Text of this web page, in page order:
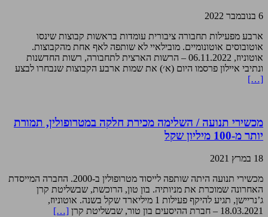
6 בנובמבר 2022
ארבע מפעילות תחבורה ציבורית עומדות בראשות קבוצות שינסו
אוטובוסים אוטונומיים. מובילאיי לא שותפה לאף אחת מהקבוצות.
אוטוניוז, 06.11.2022 – הרשות הארצית לתחבורה, רשות החדשנות
ונתיבי איילון פרסמו היום (א׳) את שמות ארבע הקבוצות שנבחרו לבצע
[…]
מכשירי תנועה / השלימה מכירת חלקה במטרופולין, תמורת
יותר מ-100 מיליון שקל
18 במרץ 2021
מכשירי תנועה היתה שותפה לייסוד מטרופולין ב-2000. החברה המייסדת
האחרונה שמוכרת את מניותיה. בון טון, הרוכשת, שבשליטת קרן
ג’נריישן, תגיע להיקף פעילות 1 מיליארד שקל בשנה. אוטוניוז,
18.03.2021 – חברת ההיסעים בון טור, שבשליטת קרן
[…]